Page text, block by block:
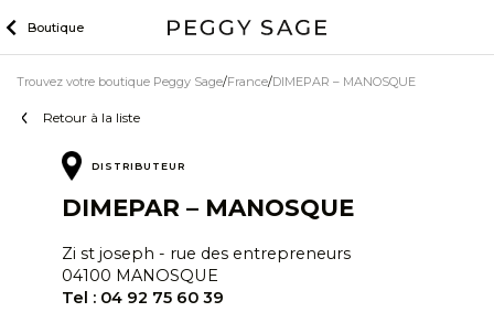
to
Boutique
Retour à la liste
Trouvez votre boutique Peggy Sage France DIMEPAR – MANOSQUE
DISTRIBUTEUR
DIMEPAR – MANOSQUE
Zi st joseph - rue des entrepreneurs
04100 MANOSQUE
Tel : 04 92 75 60 39